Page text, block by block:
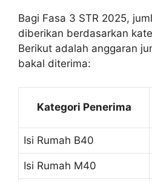
Bagi Fasa 3 STR 2025,
diberikan berdasarkan
Berikut adalah anggaran
bakal diterima:
Kategori Penerima
Isi Rumah B40
Isi Rumah M40